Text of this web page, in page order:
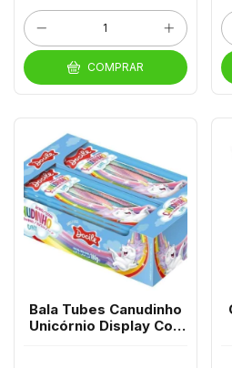
COMPRAR
Bala Tubes Canudinho
Unicórnio Display Con